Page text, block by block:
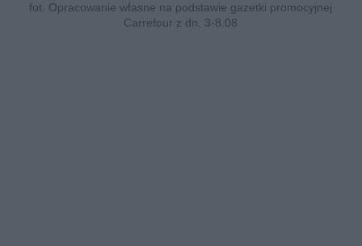
fot. Opracowanie własne na podstawie gazetki promocyjnej
Carrefour z dn. 3-8.08